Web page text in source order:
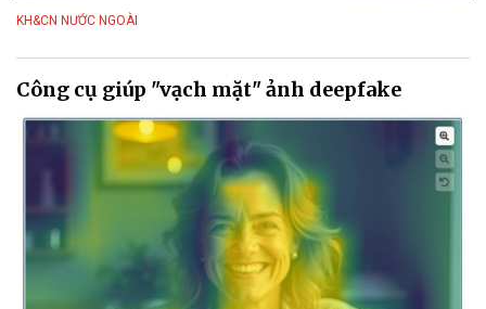
KH&CN NƯỚC NGOÀI
Công cụ giúp "vạch mặt" ảnh deepfake